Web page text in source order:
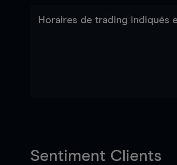
Horaires de trading indiqués
Sentiment Clients